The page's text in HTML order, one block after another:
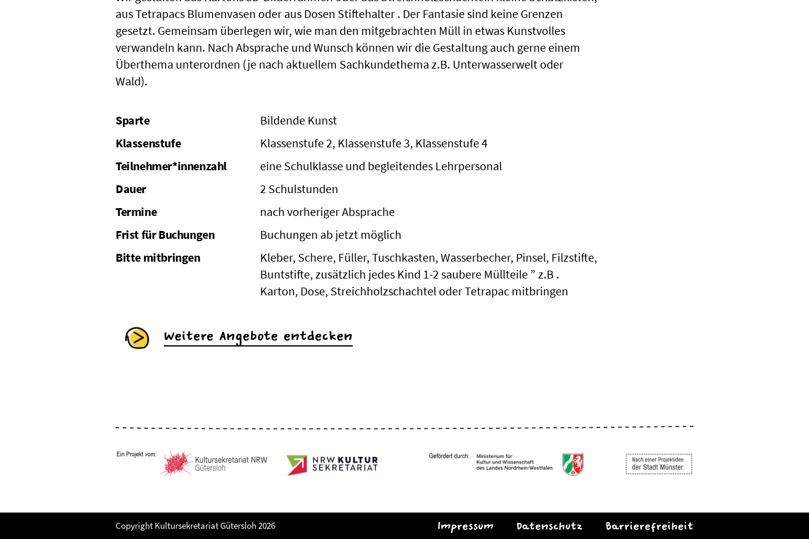
aus Tetrapacs Blumenvasen oder aus Dosen Stiftehalter . Der Fantasie sind keine Grenzen
gesetzt. Gemeinsam überlegen wir, wie man den mitgebrachten Müll in etwas Kunstvolles
verwandeln kann. Nach Absprache und Wunsch können wir die Gestaltung auch gerne einem
Überthema unterordnen (je nach aktuellem Sachkundethema z.B. Unterwasserwelt oder
Wald).
Sparte
Bildende Kunst
Klassenstufe
Klassenstufe 2, Klassenstufe 3, Klassenstufe 4
Teilnehmer*innenzahl
eine Schulklasse und begleitendes Lehrpersonal
Dauer
2 Schulstunden
Termine
nach vorheriger Absprache
Frist für Buchungen
Buchungen ab jetzt möglich
Bitte mitbringen
Kleber, Schere, Füller, Tuschkasten, Wasserbecher, Pinsel, Filzstifte,
Buntstifte, zusätzlich jedes Kind 1-2 saubere Müllteile ” z.B .
Karton, Dose, Streichholzschachtel oder Tetrapac mitbringen
Weitere Angebote entdecken
Copyright Kultursekretariat Gütersloh 2026 Impressum Datenschutz Barrierefreiheit